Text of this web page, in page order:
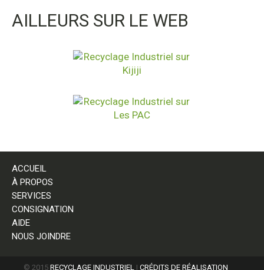
AILLEURS SUR LE WEB
ACCUEIL
À PROPOS
SERVICES
CONSIGNATION
AIDE
NOUS JOINDRE
© 2015 RECYCLAGE INDUSTRIEL | CRÉDITS DE RÉALISATION